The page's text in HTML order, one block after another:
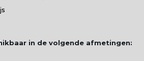
in de volgende afmetingen: